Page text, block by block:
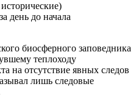
день до начала
биосферного заповедника
теплоходу
на отсутствие явных следов
лишь следовые